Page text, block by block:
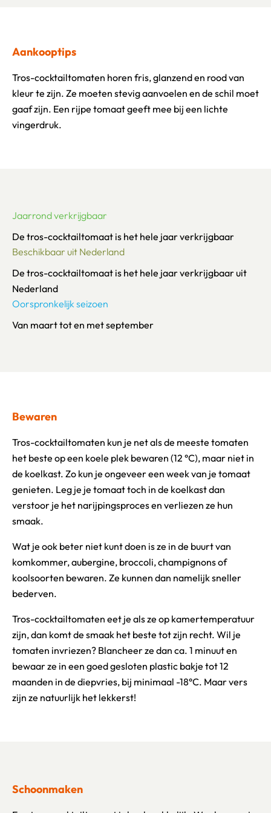
Aankooptips
Tros-cocktailtomaten horen fris, glanzend en rood van
kleur te zijn. Ze moeten stevig aanvoelen en de schil moet
gaaf zijn. Een rijpe tomaat geeft mee bij een lichte
vingerdruk.
Jaarrond verkrijgbaar
De tros-cocktailtomaat is het hele jaar verkrijgbaar
Beschikbaar uit Nederland
De tros-cocktailtomaat is het hele jaar verkrijgbaar uit
Nederland
Oorspronkelijk seizoen
Van maart tot en met september
Bewaren
Tros-cocktailtomaten kun je net als de meeste tomaten
het beste op een koele plek bewaren (12 °C), maar niet in
de koelkast. Zo kun je ongeveer een week van je tomaat
genieten. Leg je je tomaat toch in de koelkast dan
verstoor je het narijpingsproces en verliezen ze hun
smaak.
Wat je ook beter niet kunt doen is ze in de buurt van
komkommer, aubergine, broccoli, champignons of
koolsoorten bewaren. Ze kunnen dan namelijk sneller
bederven.
Tros-cocktailtomaten eet je als ze op kamertemperatuur
zijn, dan komt de smaak het beste tot zijn recht. Wil je
tomaten invriezen? Blancheer ze dan ca. 1 minuut en
bewaar ze in een goed gesloten plastic bakje tot 12
maanden in de diepvries, bij minimaal -18°C. Maar vers
zijn ze natuurlijk het lekkerst!
Schoonmaken